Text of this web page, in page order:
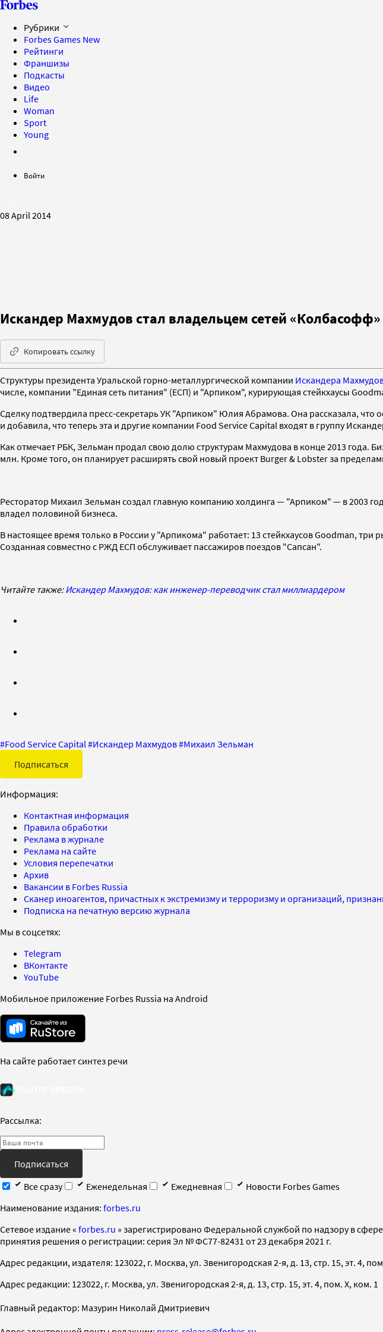
Рубрики
Forbes Games New
Рейтинги
Франшизы
Подкасты
Видео
Life
Woman
Sport
Young
Войти
08 April 2014
Искандер Махмудов стал владельцем сетей
Копировать ссылку
Структуры президента Уральской горно-металлургической компании Искандера
числе, компании "Единая сеть питания" (ЕСП) и "Арпиком", курирующая стейкхаусы
Сделку подтвердила пресс-секретарь УК "Арпиком" Юлия Абрамова. Она рассказала,
и добавила, что теперь эта и другие компании Food Service Capital входят в группу
Как отмечает РБК, Зельман продал свою долю структурам Махмудова в конце 2013 года.
млн. Кроме того, он планирует расширять свой новый проект Burger & Lobster за
Ресторатор Михаил Зельман создал главную компанию холдинга — "Арпиком" — в 2003
владел половиной бизнеса.
В настоящее время только в России у "Арпикома" работает: 13 стейкхаусов Goodman,
Созданная совместно с РЖД ЕСП обслуживает пассажиров поездов "Сапсан".
Читайте также:Искандер Махмудов: как инженер-переводчик стал миллиардером
#Food Service Capital #Искандер Махмудов#Михаил Зельман
Подписаться
Информация:
Контактная информация
Правила обработки
Реклама в журнале
Реклама на сайте
Условия перепечатки
Архив
Вакансии в Forbes Russia
Сканер иноагентов, причастных к экстремизму и терроризму и организаций,
Подписка на печатную версию журнала
Мы в соцсетях:
Telegram
ВКонтакте
YouTube
Мобильное приложение Forbes Russia на Android
На сайте работает синтез речи
Рассылка:
Подписаться
Все сразу
Еженедельная Ежедневная
Новости Forbes Games
Наименование издания: forbes.ru
Cетевое издание « forbes.ru » зарегистрировано Федеральной службой по надзору в
принятия решения о регистрации: серия Эл № ФС77-82431 от 23 декабря 2021 г.
Адрес редакции, издателя: 123022, г. Москва, ул. Звенигородская 2-я, д. 13, стр. 15, эт. 4,
Адрес редакции: 123022, г. Москва, ул. Звенигородская 2-я, д. 13, стр. 15, эт. 4, пом. X, ком. 1
Главный редактор: Мазурин Николай Дмитриевич